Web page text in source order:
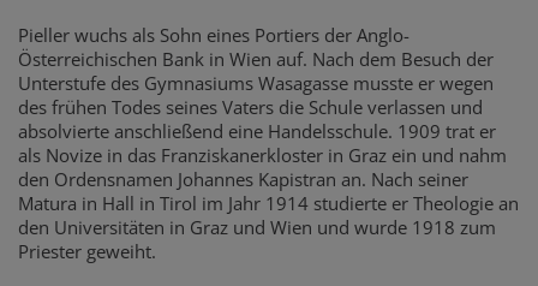
Pieller wuchs als Sohn eines Portiers der Anglo-
Österreichischen Bank in Wien auf. Nach dem Besuch der
Unterstufe des Gymnasiums Wasagasse musste er wegen
des frühen Todes seines Vaters die Schule verlassen und
absolvierte anschließend eine Handelsschule. 1909 trat er
als Novize in das Franziskanerkloster in Graz ein und nahm
den Ordensnamen Johannes Kapistran an. Nach seiner
Matura in Hall in Tirol im Jahr 1914 studierte er Theologie an
den Universitäten in Graz und Wien und wurde 1918 zum
Priester geweiht.